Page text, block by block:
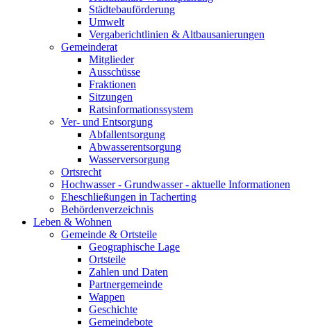
Städtebauförderung
Umwelt
Vergaberichtlinien & Altbausanierungen
Gemeinderat
Mitglieder
Ausschüsse
Fraktionen
Sitzungen
Ratsinformationssystem
Ver- und Entsorgung
Abfallentsorgung
Abwasserentsorgung
Wasserversorgung
Ortsrecht
Hochwasser - Grundwasser - aktuelle Informationen
Eheschließungen in Tacherting
Behördenverzeichnis
Leben & Wohnen
Gemeinde & Ortsteile
Geographische Lage
Ortsteile
Zahlen und Daten
Partnergemeinde
Wappen
Geschichte
Gemeindebote